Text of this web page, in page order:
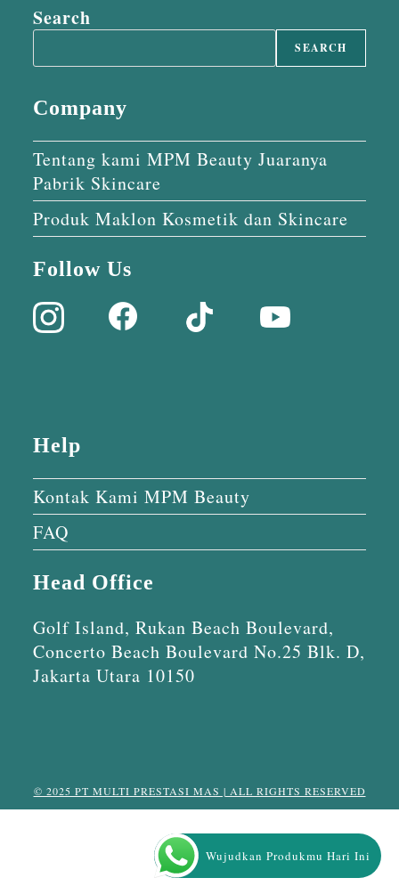
Search
SEARCH
Company
Tentang kami MPM Beauty Juaranya
Pabrik Skincare
Produk Maklon Kosmetik dan Skincare
Follow Us
Help
Kontak Kami MPM Beauty
FAQ
Head Office
Golf Island, Rukan Beach Boulevard,
Concerto Beach Boulevard No.25 Blk. D,
Jakarta Utara 10150
© 2025 PT MULTI PRESTASI MAS | ALL RIGHTS RESERVED
Wujudkan Produkmu Hari Ini